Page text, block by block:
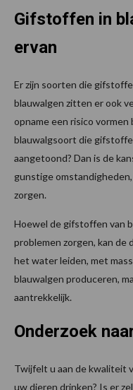
Gifstoffen in
ervan
Er zijn soorten die
blauwalgen zitten er ook
opname een risico vormen
blauwalgsoort die
aangetoond? Dan is de
gunstige
zorgen.
Hoewel de gifstoffen van
problemen zorgen, kan
het water leiden, met
blauwalgen produceren,
aantrekkelijk.
Onderzoek
Twijfelt u aan de kwaliteit
uw dieren drinken? Is er